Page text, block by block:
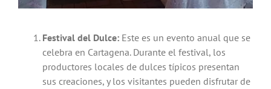
Festival del Dulce:Este es un evento anual que se
celebra en Cartagena. Durante el festival, los
productores locales de dulces típicos presentan
sus creaciones, y los visitantes pueden disfrutar de